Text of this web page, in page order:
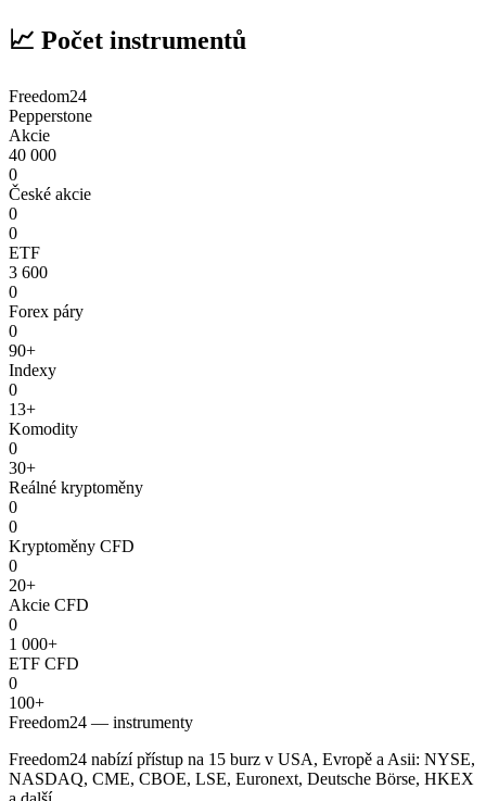
📈 Počet instrumentů
Freedom24
Pepperstone
Akcie
40 000
0
České akcie
0
0
ETF
3 600
0
Forex páry
0
90+
Indexy
0
13+
Komodity
0
30+
Reálné kryptoměny
0
0
Kryptoměny CFD
0
20+
Akcie CFD
0
1 000+
ETF CFD
0
100+
Freedom24 — instrumenty
Freedom24 nabízí přístup na 15 burz v USA, Evropě a Asii: NYSE,
NASDAQ, CME, CBOE, LSE, Euronext, Deutsche Börse, HKEX